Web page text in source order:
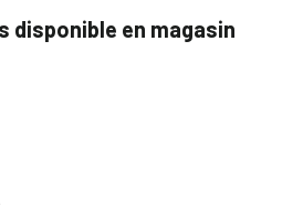
disponible en magasin